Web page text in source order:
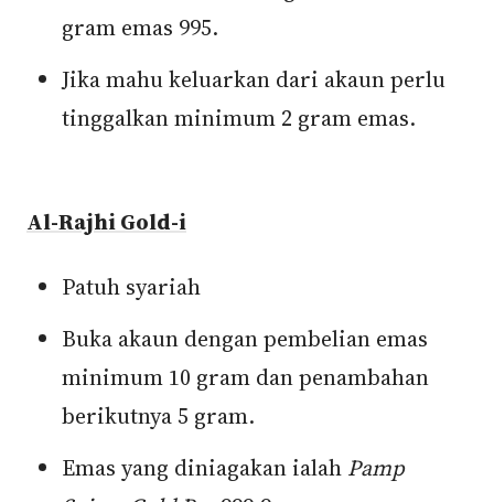
gram emas 995.
Jika mahu keluarkan dari akaun perlu
tinggalkan minimum 2 gram emas.
Al-Rajhi Gold-i
Patuh syariah
Buka akaun dengan pembelian emas
minimum 10 gram dan penambahan
berikutnya 5 gram.
Emas yang diniagakan ialah Pamp